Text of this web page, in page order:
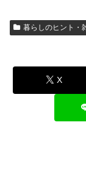
暮らしのヒント・
X